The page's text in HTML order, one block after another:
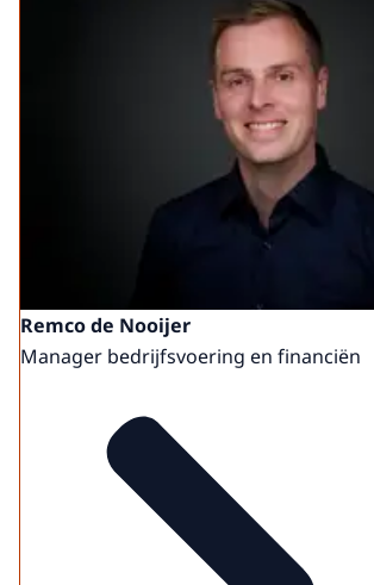
Remco de Nooijer
Manager bedrijfsvoering en financiën